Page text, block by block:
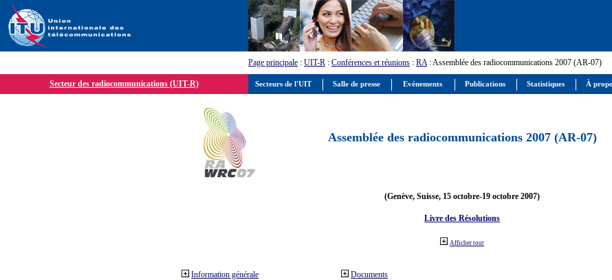
Page principale : UIT-R : Conférences et réunions : RA: Assemblée des radiocommunications 2007 (AR-07)
Secteur des radiocommunications (UIT-R)
Assemblée des radiocommunications 2007 (AR-07)
(Genève, Suisse, 15 octobre-19 octobre 2007)
Livre des Résolutions
Afficher tout
Information générale Documents
Secteurs de l'UIT Salle de presse Evénements Publications Statistiques À